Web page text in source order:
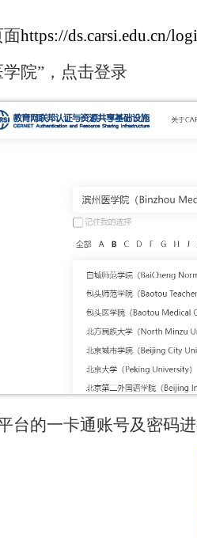
面https://ds.carsi.edu.cn/
院” ，点击登录
台的一卡通账号及 密码